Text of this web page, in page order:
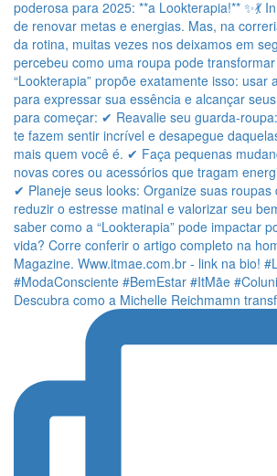
Descubra como a Michelle Reichmamn